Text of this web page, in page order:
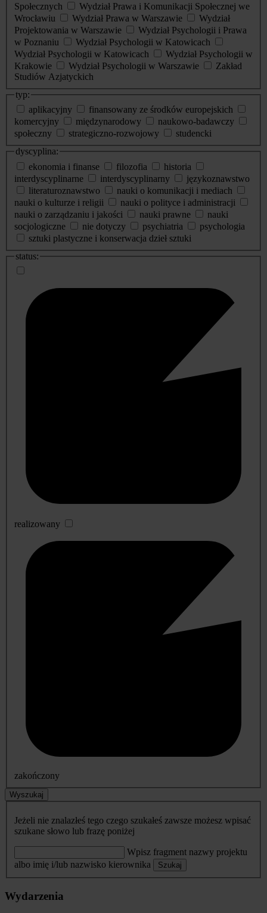
Społecznych
Wydział Prawa i Komunikacji Społecznej we
Wrocławiu
Wydział Prawa w Warszawie
Wydział
Projektowania w Warszawie
Wydział Psychologii i Prawa
w Poznaniu
Wydział Psychologii w Katowicach
Wydział Psychologii w Katowicach
Wydział Psychologii w
Krakowie
Wydział Psychologii w Warszawie
Zakład
Studiów Azjatyckich
typ:
aplikacyjny
finansowany ze środków europejskich
komercyjny
międzynarodowy
naukowo-badawczy
społeczny
strategiczno-rozwojowy
studencki
dyscyplina:
ekonomia i finanse
filozofia
historia
interdyscyplinarne
interdyscyplinarny
językoznawstwo
literaturoznawstwo
nauki o komunikacji i mediach
nauki o kulturze i religii
nauki o polityce i administracji
nauki o zarządzaniu i jakości
nauki prawne
nauki
socjologiczne
nie dotyczy psychiatria
psychologia
sztuki plastyczne i konserwacja dzieł sztuki
status:
realizowany
zakończony
Wyszukaj
Jeżeli nie znalazłeś tego czego szukałeś zawsze możesz wpisać
szukane słowo lub frazę poniżej
Wpisz fragment nazwy projektu
albo imię i/lub nazwisko kierownika
Szukaj
Wydarzenia